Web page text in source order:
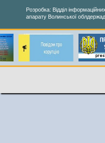
Розробка: Відділ
апарату Волинської